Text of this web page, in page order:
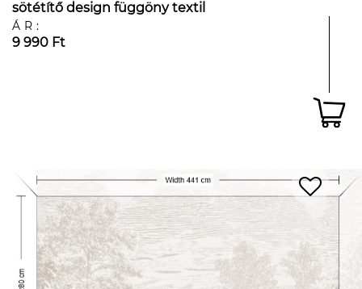
sötétítő design függöny textil
ÁR:
9 990 Ft